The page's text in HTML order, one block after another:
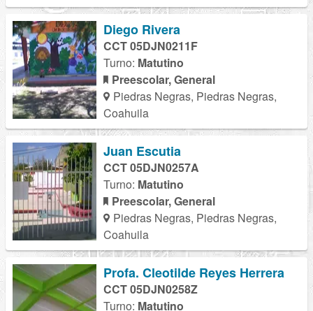
Diego Rivera
CCT 05DJN0211F
Turno: Matutino
Preescolar, General
Piedras Negras, Piedras Negras,
Coahuila
Juan Escutia
CCT 05DJN0257A
Turno: Matutino
Preescolar, General
Piedras Negras, Piedras Negras,
Coahuila
Profa. Cleotilde Reyes Herrera
CCT 05DJN0258Z
Turno: Matutino